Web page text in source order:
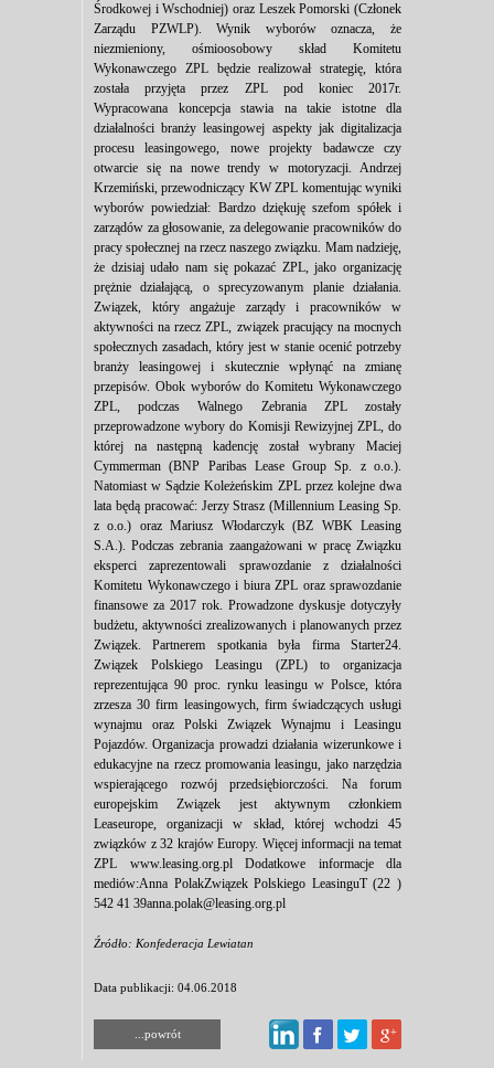
Środkowej i Wschodniej) oraz Leszek Pomorski (Członek
Zarządu PZWLP). Wynik wyborów oznacza, że
niezmieniony, ośmioosobowy skład Komitetu
Wykonawczego ZPL będzie realizował strategię, która
została przyjęta przez ZPL pod koniec 2017r.
Wypracowana koncepcja stawia na takie istotne dla
działalności branży leasingowej aspekty jak digitalizacja
procesu leasingowego, nowe projekty badawcze czy
otwarcie się na nowe trendy w motoryzacji. Andrzej
Krzemiński, przewodniczący KW ZPL komentując wyniki
wyborów powiedział: Bardzo dziękuję szefom spółek i
zarządów za głosowanie, za delegowanie pracowników do
pracy społecznej na rzecz naszego związku. Mam nadzieję,
że dzisiaj udało nam się pokazać ZPL, jako organizację
prężnie działającą, o sprecyzowanym planie działania.
Związek, który angażuje zarządy i pracowników w
aktywności na rzecz ZPL, związek pracujący na mocnych
społecznych zasadach, który jest w stanie ocenić potrzeby
branży leasingowej i skutecznie wpłynąć na zmianę
przepisów. Obok wyborów do Komitetu Wykonawczego
ZPL, podczas Walnego Zebrania ZPL zostały
przeprowadzone wybory do Komisji Rewizyjnej ZPL, do
której na następną kadencję został wybrany Maciej
Cymmerman (BNP Paribas Lease Group Sp. z o.o.).
Natomiast w Sądzie Koleżeńskim ZPL przez kolejne dwa
lata będą pracować: Jerzy Strasz (Millennium Leasing Sp.
z o.o.) oraz Mariusz Włodarczyk (BZ WBK Leasing
S.A.). Podczas zebrania zaangażowani w pracę Związku
eksperci zaprezentowali sprawozdanie z działalności
Komitetu Wykonawczego i biura ZPL oraz sprawozdanie
finansowe za 2017 rok. Prowadzone dyskusje dotyczyły
budżetu, aktywności zrealizowanych i planowanych przez
Związek. Partnerem spotkania była firma Starter24.
Związek Polskiego Leasingu (ZPL) to organizacja
reprezentująca 90 proc. rynku leasingu w Polsce, która
zrzesza 30 firm leasingowych, firm świadczących usługi
wynajmu oraz Polski Związek Wynajmu i Leasingu
Pojazdów. Organizacja prowadzi działania wizerunkowe i
edukacyjne na rzecz promowania leasingu, jako narzędzia
wspierającego rozwój przedsiębiorczości. Na forum
europejskim Związek jest aktywnym członkiem
Leaseurope, organizacji w skład, której wchodzi 45
związków z 32 krajów Europy. Więcej informacji na temat
ZPL www.leasing.org.pl Dodatkowe informacje dla
mediów:Anna PolakZwiązek Polskiego LeasinguT (22 )
542 41 39anna.polak@leasing.org.pl
Źródło: Konfederacja Lewiatan
Data publikacji: 04.06.2018
...powrót